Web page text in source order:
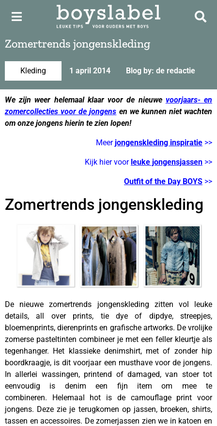
Zomertrends jongenskleding
Kleding 1 april 2014 Blog by: de redactie
We zijn weer helemaal klaar voor de nieuwe voorjaars- en
zomercollecties voor de jongens en we kunnen niet wachten
om onze jongens hierin te zien lopen!
Meer jongenskleding inspiratie >>
Kijk hier voor leuke jongensjassen >>
Outfit of the Day BOYS >>
Zomertrends jongenskleding
De nieuwe zomertrends jongenskleding zitten vol leuke
details, all over prints, tie dye of dipdye, streepjes,
bloemenprints, dierenprints en grafische artworks. De vrolijke
zomerse pasteltinten combineer je met een feller kleurtje als
tegenhanger. Het klassieke denimshirt, met of zonder hip
boordkraagje, is dit voorjaar een musthave voor de jongens.
In allerlei wassingen, printend of damaged, van stoer tot
eenvoudig is denim een fijn item om mee te
combineren. Helemaal hot is de camouflage print voor
jongens. Deze zie je terugkomen op jassen, broeken, shirts,
tassen en accessoires. De zomerjassen zien we in katoen en